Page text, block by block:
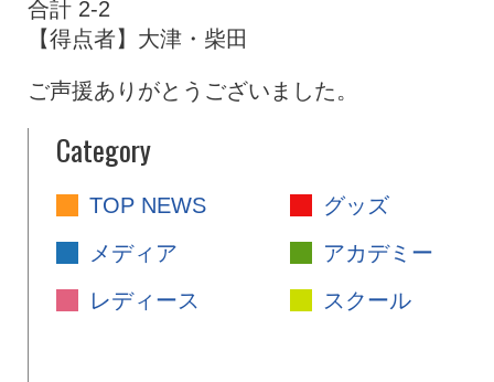
特設ページ
合計 2-2
【得点者】大津・柴田
ご声援ありがとうございました。
Category
TOP NEWS
グッズ
メディア
アカデミー
レディース
スクール